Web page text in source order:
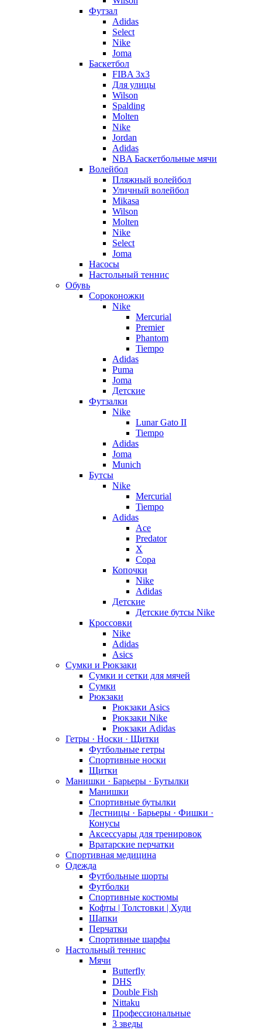
Футзал
Adidas
Select
Nike
Joma
Баскетбол
FIBA 3x3
Для улицы
Wilson
Spalding
Molten
Nike
Jordan
Adidas
NBA Баскетбольные мячи
Волейбол
Пляжный волейбол
Уличный волейбол
Mikasa
Wilson
Molten
Nike
Select
Joma
Насосы
Настольный теннис
Обувь
Сороконожки
Nike
Mercurial
Premier
Phantom
Tiempo
Adidas
Puma
Joma
Детские
Футзалки
Nike
Lunar Gato II
Tiempo
Adidas
Joma
Munich
Бутсы
Nike
Mercurial
Tiempo
Adidas
Ace
Predator
X
Copa
Копочки
Nike
Adidas
Детские
Детские бутсы Nike
Кроссовки
Nike
Adidas
Asics
Сумки и Рюкзаки
Сумки и сетки для мячей
Сумки
Рюкзаки
Рюкзаки Asics
Рюкзаки Nike
Рюкзаки Adidas
Гетры · Носки · Щитки
Футбольные гетры
Спортивные носки
Щитки
Манишки · Барьеры · Бутылки
Манишки
Спортивные бутылки
Лестницы · Барьеры · Фишки ·
Конусы
Аксессуары для тренировок
Вратарские перчатки
Спортивная медицина
Одежда
Футбольные шорты
Футболки
Спортивные костюмы
Кофты | Толстовки | Худи
Шапки
Перчатки
Спортивные шарфы
Настольный теннис
Мячи
Butterfly
DHS
Double Fish
Nittaku
Профессиональные
3 зведы